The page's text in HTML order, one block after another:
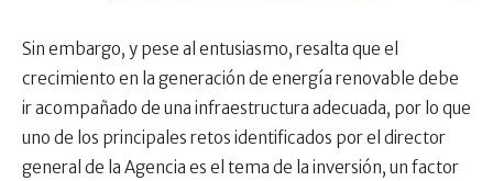
Sin embargo, y pese al entusiasmo, resalta que el
crecimiento en la generación de energía renovable debe
ir acompañado de una infraestructura adecuada, por lo que
uno de los principales retos identificados por el director
general de la Agencia es el tema de la inversión, un factor